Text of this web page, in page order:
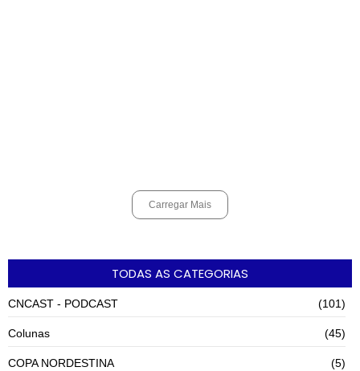
Carregar Mais
TODAS AS CATEGORIAS
CNCAST - PODCAST (101)
Colunas (45)
COPA NORDESTINA (5)